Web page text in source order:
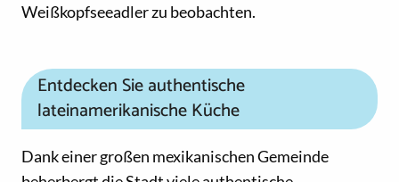
Weißkopfseeadler zu beobachten.
Entdecken Sie authentische
lateinamerikanische Küche
Dank einer großen mexikanischen Gemeinde